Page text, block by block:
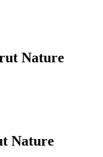
Nature
Nature